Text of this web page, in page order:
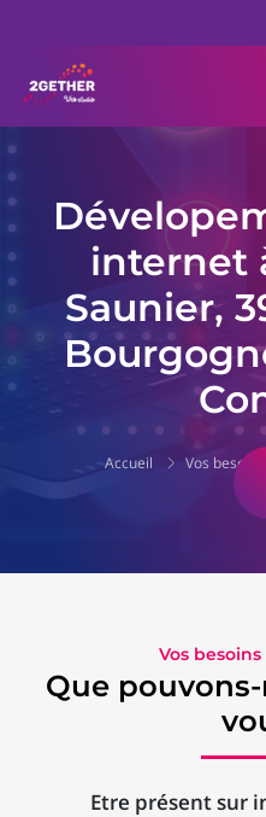
internet
Saunier,
Accueil Vos besoins
Vos
Que
Etre présent sur